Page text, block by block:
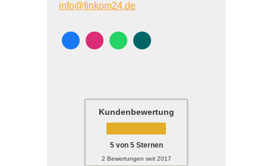
info@finkom24.de
Kundenbewertung
5von 5Sternen
2 Bewertungen seit 2017